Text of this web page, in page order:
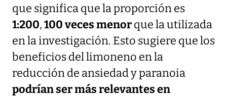
que significa que la proporción es
1:200,100 veces menorque la utilizada
en la investigación. Esto sugiere que los
beneficios del limoneno en la
reducción de ansiedad y paranoia
podrían ser más relevantes en